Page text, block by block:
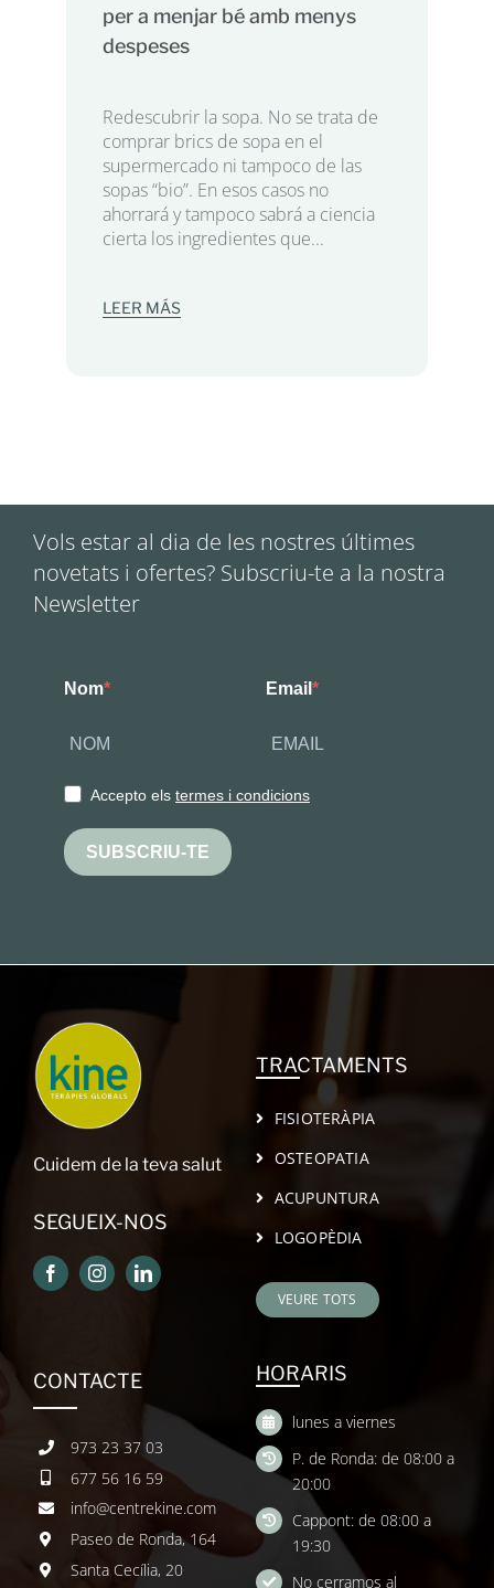
per a menjar bé amb menys
despeses
Redescubrir la sopa. No se trata de
comprar brics de sopa en el
supermercado ni tampoco de las
sopas “bio”. En esos casos no
ahorrará y tampoco sabrá a ciencia
cierta los ingredientes que...
LEER MÁS
Vols estar al dia de les nostres últimes
novetats i ofertes? Subscriu-te a la nostra
Newsletter
Nom Email
Accepto els termes i condicions
SUBSCRIU-TE
Cuidem de la teva salut
SEGUEIX-NOS
TRACTAMENTS
FISIOTERÀPIA
OSTEOPATIA
ACUPUNTURA
LOGOPÈDIA
VEURE TOTS
CONTACTE
973 23 37 03
677 56 16 59
info@centrekine.com
Paseo de Ronda, 164
Santa Cecília, 20
HORARIS
lunes a viernes
P. de Ronda: de 08:00 a
20:00
Cappont: de 08:00 a
19:30
No cerramos al